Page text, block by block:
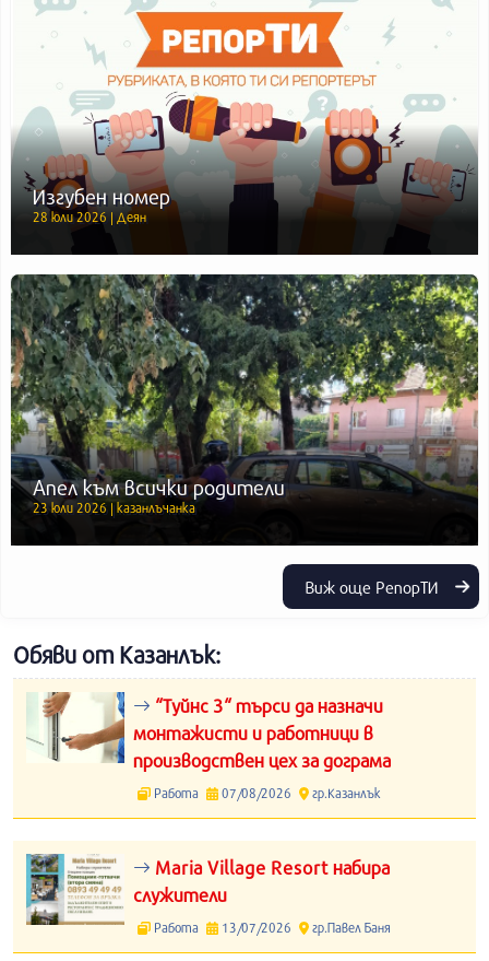
Изгубен номер
28 юли 2026 | Деян
Апел към всички родители
23 юли 2026 | казанлъчанка
Виж още РепорТИ
Обяви от Казанлък:
“Туйнс 3“ търси да назначи
монтажисти и работници в
производствен цех за дограма
Работа 07/08/2026 гр.Казанлък
Maria Village Resort набира
служители
Работа 13/07/2026 гр.Павел Баня